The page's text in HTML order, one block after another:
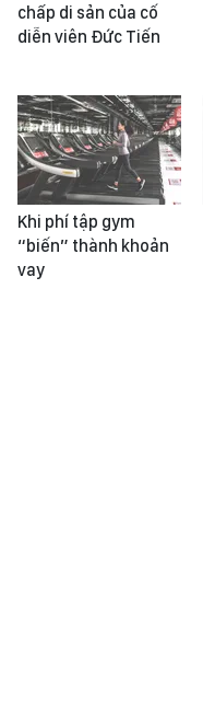
chấp di sản của cố
diễn viên Đức Tiến
Khi phí tập gym
“biến” thành khoản
vay